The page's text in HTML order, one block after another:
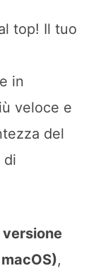
top! Il tuo
in
veloce e
del
di
,